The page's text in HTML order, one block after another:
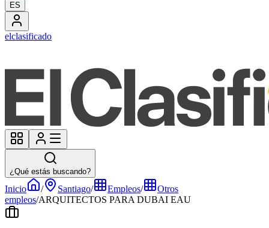
ES
elclasificado
¿Qué estás buscando?
Inicio / Santiago/ Empleos/
Otros
empleos/ARQUITECTOS PARA DUBAI EAU